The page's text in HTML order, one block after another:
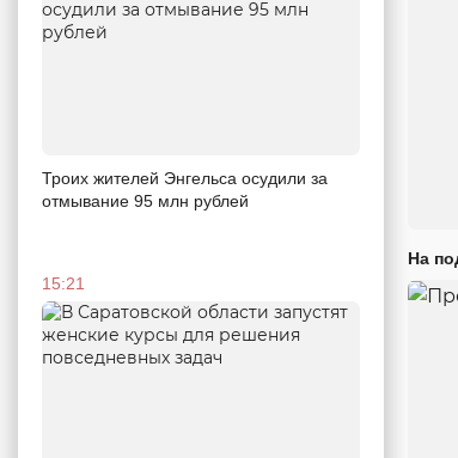
Троих жителей Энгельса осудили за
отмывание 95 млн рублей
15:21
На